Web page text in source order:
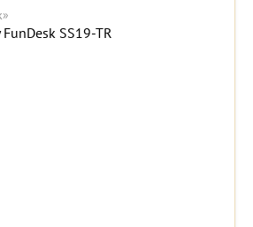
SS19-TR